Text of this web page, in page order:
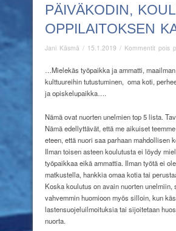
PÄIVÄKODIN,
OPPILAITOKSEN
Jani Käsmä / 15.1.2019 / Kommentit pois
…Mielekäs työpaikka ja ammatti,
kulttuureihin tutustuminen, oma koti,
ja opiskelupaikka….
Nämä ovat nuorten unelmien top 5 lista.
Nämä edellyttävät, että me aikuiset
eteen, että nuori saa parhaan mahdollisen
Ilman toisen asteen koulutusta ei löydy
työpaikkaa eikä ammattia. Ilman työtä ei
matkustella, hankkia omaa kotia tai
Koska koulutus on avain nuorten unelmiin,
vahvemmin huomioon myös silloin, kun
lastensuojeluilmoituksia tai sijoitetaan
nuorta.